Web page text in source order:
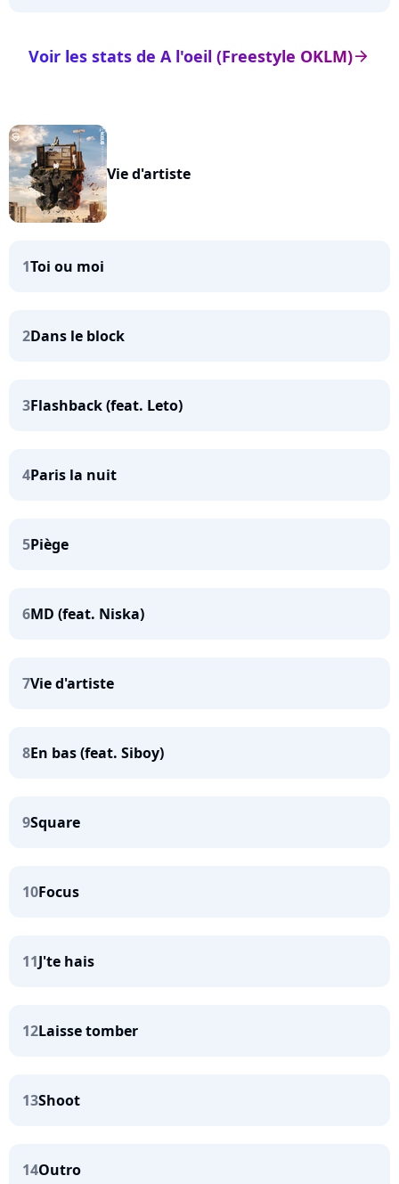
arrow_right
Voir les stats de A l'oeil (Freestyle OKLM)
Vie d'artiste
1Toi ou moi
2Dans le block
3Flashback (feat. Leto)
4Paris la nuit
5Piège
6MD (feat. Niska)
7Vie d'artiste
8En bas (feat. Siboy)
9Square
10Focus
11J'te hais
12Laisse tomber
13Shoot
14Outro